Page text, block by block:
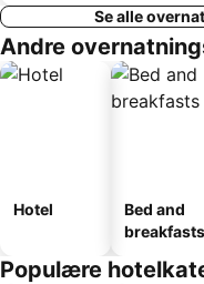
Se alle
Andre
Hotel
Bed and
breakfasts
Populære